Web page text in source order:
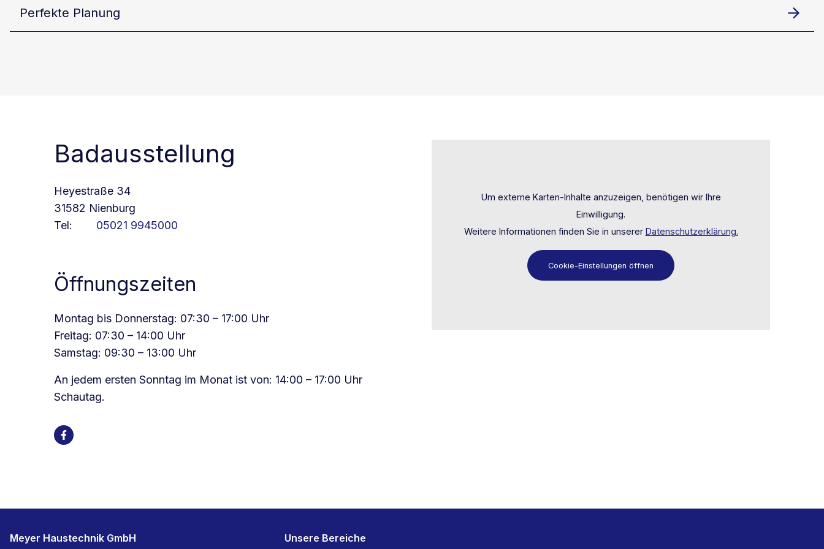
Perfekte Planung
Um externe Karten-Inhalte anzuzeigen, benötigen wir Ihre
Einwilligung.
Weitere Informationen finden Sie in unserer Datenschutzerklärung.
Cookie-Einstellungen öffnen
Badausstellung
Heyestraße 34
31582 Nienburg
Tel:
05021 9945000
Öffnungszeiten
Montag bis Donnerstag: 07:30 – 17:00 Uhr
Freitag: 07:30 – 14:00 Uhr
Samstag: 09:30 – 13:00 Uhr
An jedem ersten Sonntag im Monat ist von: 14:00 – 17:00 Uhr
Schautag.
Meyer Haustechnik GmbH
Unsere Bereiche